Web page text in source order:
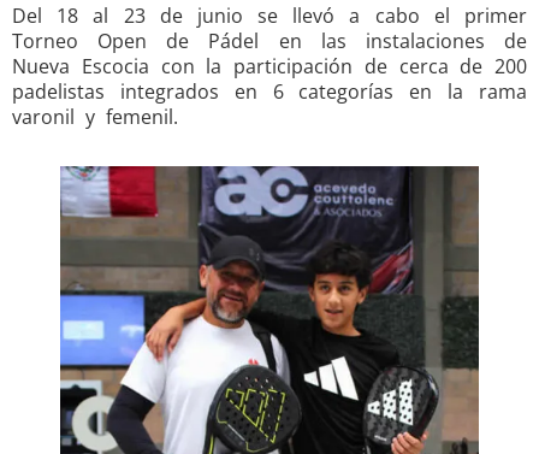
Del 18 al 23 de junio se llevó a cabo el primer
Torneo Open de Pádel en las instalaciones de
Nueva Escocia con la participación de cerca de 200
padelistas integrados en 6 categorías en la rama
varonil y femenil.